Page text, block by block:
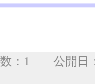
数：1 公開